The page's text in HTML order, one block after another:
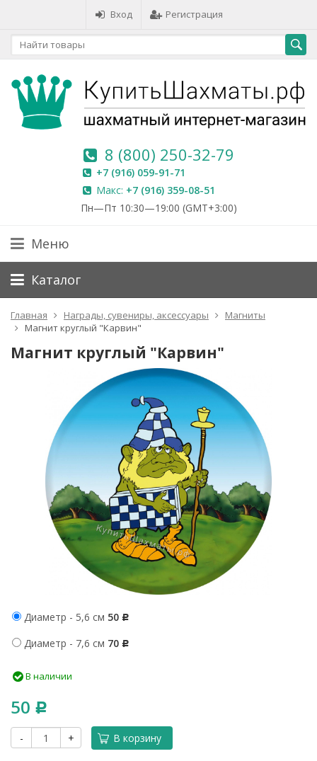
Вход Регистрация
8 (800) 250-32-79
+7 (916) 059-91-71
Макс: +7 (916) 359-08-51
Пн—Пт 10:30—19:00 (GMT+3:00)
Меню
Каталог
Главная Награды, сувениры, аксессуары
Магниты
Магнит круглый "Карвин"
Магнит круглый "Карвин"
Диаметр - 5,6 см 50 Р
Диаметр - 7,6 см 70 Р
В наличии
50 Р
- + В корзину